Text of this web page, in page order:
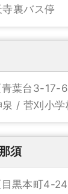
裏バス停
青葉台3-17-6
/ 菅刈小学
須
目黒本町4-